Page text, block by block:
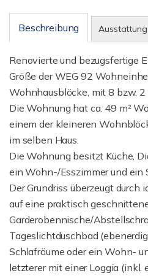
Beschreibung Ausstattung
Renovierte und bezugsfertige
Größe der WEG 92
Wohnhausblöcke, mit 8 bzw.
Die Wohnung hat ca. 49 m²
einem der kleineren
im selben Haus.
Die Wohnung besitzt Küche,
ein Wohn-/Esszimmer und ein
Der Grundriss überzeugt durch
auf eine praktisch
Garderobennische/
Tageslichtduschbad
Schlafräume oder ein Wohn-
letzterer mit einer Loggia (inkl.